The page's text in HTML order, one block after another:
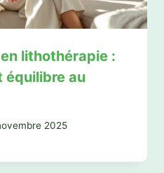
lithothérapie :
équilibre au
2025